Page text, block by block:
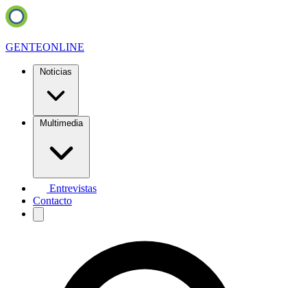
GENTEONLINE
Noticias
Multimedia
Entrevistas
Contacto